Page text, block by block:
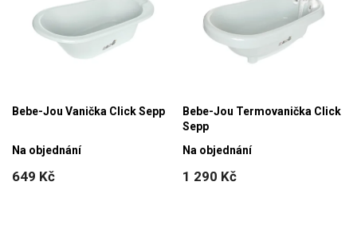
Bebe-Jou Vanička Click Sepp
649 Kč
Na objednání
Bebe-Jou Termovanička Click
Sepp
1 290 Kč
Na objednání